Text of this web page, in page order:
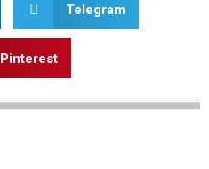
Telegram
Pinterest